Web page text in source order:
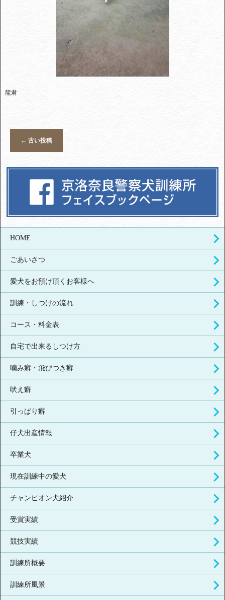
龍君
← 古い投稿
HOME
ごあいさつ
愛犬をお預け頂くお客様へ
訓練・しつけの流れ
コース・料金表
自宅で出来るしつけ方
噛み癖・飛びつき癖
吠え癖
引っぱり癖
仔犬出産情報
卒業犬
現在訓練中の愛犬
チャンピオン犬紹介
受賞実績
競技実績
訓練所概要
訓練所風景